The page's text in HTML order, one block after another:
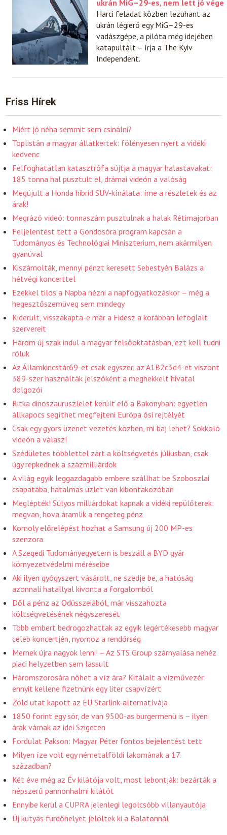
ukrán MiG–29-es, nem lett jó vége
Harci feladat közben lezuhant az
ukrán légierő egy MiG–29-es
vadászgépe, a pilóta még idejében
katapultált – írja a The Kyiv
Independent.
Friss Hírek
Miért jó néha semmit sem csinálni?
Toplistán a magyar állatkertek: fölényesen nyert a vidéki
kedvenc
Felfoghatatlan katasztrófa sújtja a magyar halastavakat:
185 tonna hal pusztult el, drámai videón a valóság
Megújult a Honda hibrid SUV-kínálata: íme a részletek és az
árak!
Megrázó videó: tonnaszám pusztulnak a halak Rétimajorban
Feljelentést tett a Gondosóra program kapcsán a
Tudományos és Technológiai Miniszterium, nem akármilyen
gyanúval
Kiszámolták, mennyi pénzt keresett Sebestyén Balázs a
hétvégi koncerttel
Ezekkel tilos a Napba nézni a napfogyatkozáskor – még a
hegesztőszemüveg sem mindegy
Kiderült, visszakapta-e már a Fidesz a korábban lefoglalt
szervereit
Három új szak indul a magyar felsőoktatásban, ezt kell tudni
róluk
Az Államkincstár69-et csak egyszer, az A1B2c3d4-et viszont
389-szer használták jelszóként a meghekkelt hivatal
dolgozói
Ritka dinoszauruszlelet került elő a Bakonyban: egyetlen
állkapocs segíthet megfejteni Európa ősi rejtélyét
Csak egy gyors üzenet vezetés közben, mi baj lehet? Sokkoló
videón a válasz!
Szédületes többlettel zárt a költségvetés júliusban, csak
úgy repkednek a százmilliárdok
A világ egyik leggazdagabb embere szállhat be Szoboszlai
csapatába, hatalmas üzlet van kibontakozóban
Meglépték! Súlyos milliárdokat kapnak a vidéki repülőterek:
megvan, hova áramlik a rengeteg pénz
Komoly előrelépést hozhat a Samsung új 200 MP-es
szenzora
A Szegedi Tudományegyetem is beszáll a BYD gyár
környezetvédelmi méréseibe
Aki ilyen gyógyszert vásárolt, ne szedje be, a hatóság
azonnali hatállyal kivonta a forgalomból
Dől a pénz az Odüsszeiából, már visszahozta
költségvetésének négyszeresét
Több embert bedrogozhattak az egyik legértékesebb magyar
celeb koncertjén, nyomoz a rendőrség
Mernek újra nagyok lenni! – Az STS Group szárnyalása nehéz
piaci helyzetben sem lassult
Háromszorosára nőhet a víz ára? Kitálalt a vízművezér:
ennyit kellene fizetnünk egy liter csapvízért
Zöld utat kapott az EU Starlink-alternatívája
1850 forint egy sör, de van 9500-as burgermenü is – ilyen
árak várnak az idei Szigeten
Fordulat Pakson: Magyar Péter fontos bejelentést tett
Milyen íze volt egy németalföldi lakomának a 17.
században?
Két éve még az Év kilátója volt, most lebontják: bezárták a
népszerű pannonhalmi kilátót
Ennyibe kerül a CUPRA jelenlegi legolcsóbb villanyautója
Új kutyás fürdőhelyet jelöltek ki a Balatonnál